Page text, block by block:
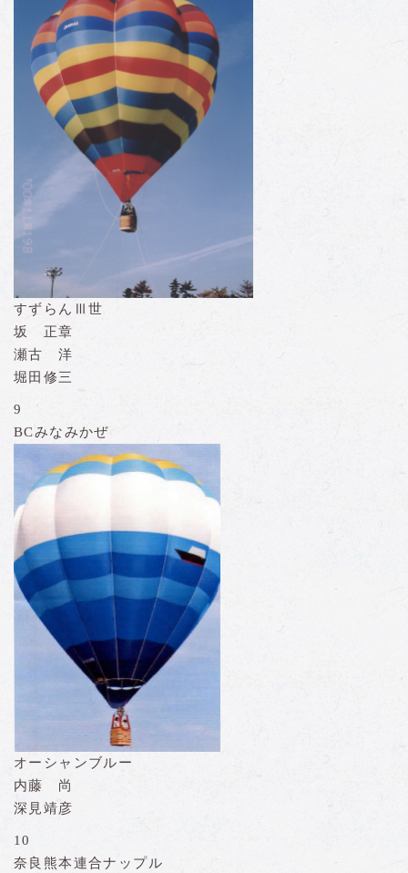
すずらんⅢ世
坂 正章
瀬古 洋
堀田修三
9
BCみなみかぜ
オーシャンブルー
内藤 尚
深見靖彦
10
奈良熊本連合ナップル